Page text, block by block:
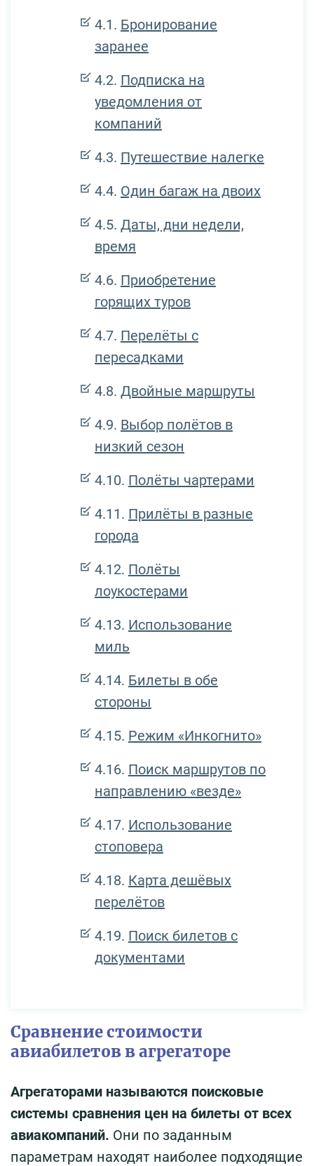
Бронирование
заранее
Подписка на
уведомления от
компаний
Путешествие налегке
Один багаж на двоих
Даты, дни недели,
время
Приобретение
горящих туров
Перелёты с
пересадками
Двойные маршруты
Выбор полётов в
низкий сезон
Полёты чартерами
Прилёты в разные
города
Полёты
лоукостерами
Использование
миль
Билеты в обе
стороны
Режим «Инкогнито»
Поиск маршрутов по
направлению «везде»
Использование
стоповера
Карта дешёвых
перелётов
Поиск билетов с
документами
Сравнение стоимости
авиабилетов в агрегаторе
Агрегаторами называются поисковые
системы сравнения цен на билеты от всех
авиакомпаний. Они по заданным
параметрам находят наиболее подходящие